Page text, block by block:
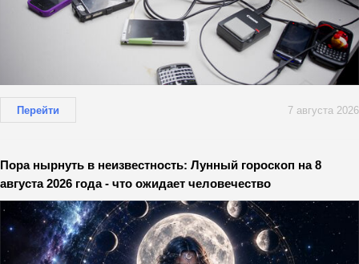
Перейти 7 августа 2026
Пора нырнуть в неизвестность: Лунный гороскоп на 8
августа 2026 года - что ожидает человечество